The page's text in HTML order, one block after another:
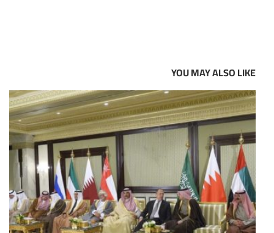
YOU MAY ALSO LIKE